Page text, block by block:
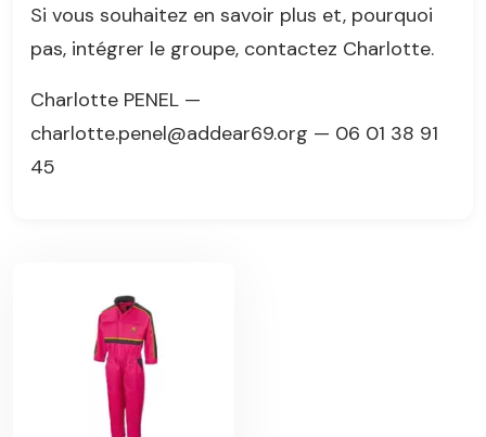
Si vous souhaitez en savoir plus et, pourquoi
pas, intégrer le groupe, contactez Charlotte.
Charlotte PENEL —
charlotte.penel@addear69.org — 06 01 38 91
45